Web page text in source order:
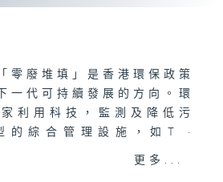
零廢堆填」是香港環保政策
一代可持續發展的方向。環
利用科技，監測及降低污
的綜合管理設施，如T ·
等，應對環保問題。一連15
更多...